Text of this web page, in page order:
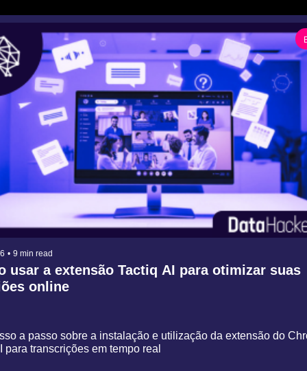
• 9 min read
usar a extensão Tactiq AI para otimizar suas
online
a passo sobre a instalação e utilização da extensão do
para transcrições em tempo real